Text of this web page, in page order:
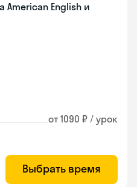
American English и
от 1090 ₽ / урок
Выбрать время